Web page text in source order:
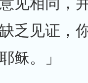
乏见证，
稣。」